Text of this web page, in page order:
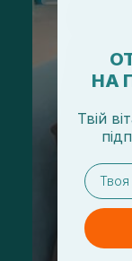
НА
Твій
email